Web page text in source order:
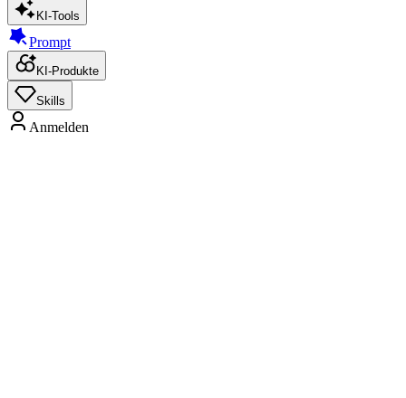
KI-Tools
Prompt
KI-Produkte
Skills
Anmelden